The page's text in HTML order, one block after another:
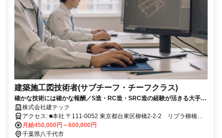
建築施工図技術者(サブチーフ・チーフクラス)
確かな技術には確かな報酬／S造・RC造・SRC造の経験が活きる大手現
場での建築施工図業務
株式会社建テック
アクセス: ■本社 〒111-0052 東京都台東区柳橋2-2-2 リブラ柳橋
Ⅱ 2FB 総武本線JR浅草橋駅東口より徒歩5分 都営浅草線浅草橋駅
A6番出口より徒歩3分
月給450,000円～600,000円
千葉県八千代市